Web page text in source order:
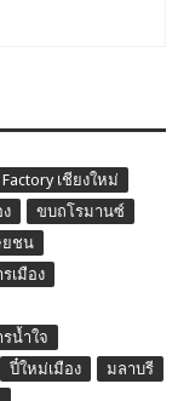
เชียงใหม่
ขบถโรมานซ์
ยชน
เมือง
รน้ำใจ
ปี๋ใหม่เมือง
มลาบรี